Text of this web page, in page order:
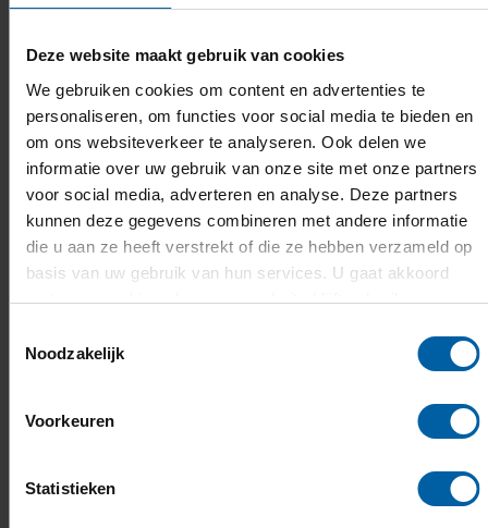
Deze website maakt gebruik van cookies
We gebruiken cookies om content en advertenties te
personaliseren, om functies voor social media te bieden en
om ons websiteverkeer te analyseren. Ook delen we
informatie over uw gebruik van onze site met onze partners
voor social media, adverteren en analyse. Deze partners
kunnen deze gegevens combineren met andere informatie
die u aan ze heeft verstrekt of die ze hebben verzameld op
basis van uw gebruik van hun services. U gaat akkoord
met onze cookies als u onze website blijft gebruiken.
Noodzakelijk
Voorkeuren
Statistieken